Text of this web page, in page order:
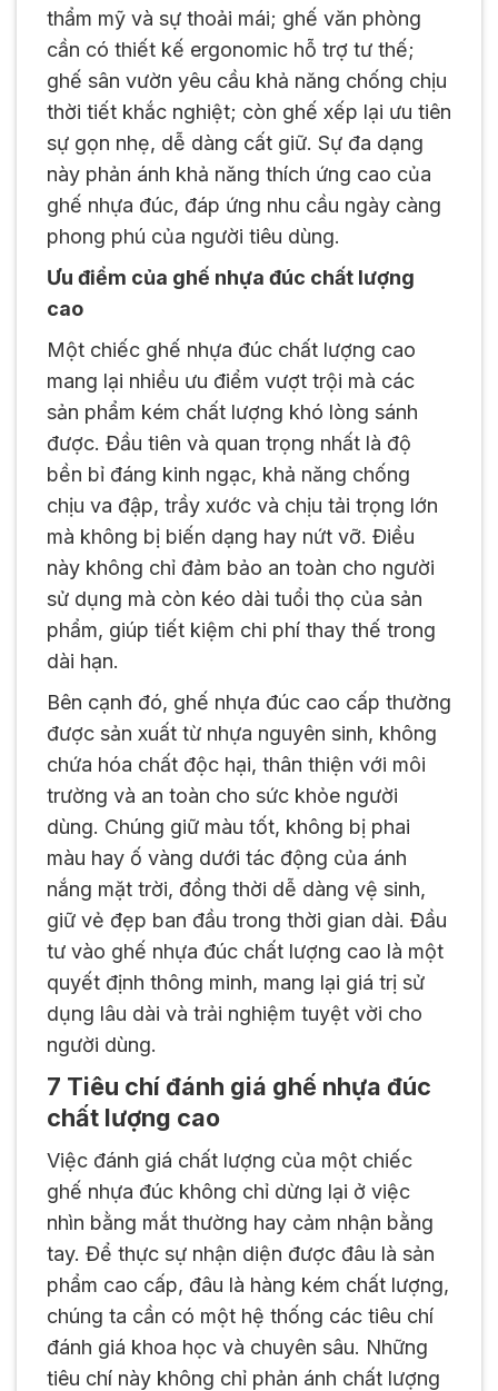
thẩm mỹ và sự thoải mái; ghế văn phòng
cần có thiết kế ergonomic hỗ trợ tư thế;
ghế sân vườn yêu cầu khả năng chống chịu
thời tiết khắc nghiệt; còn ghế xếp lại ưu tiên
sự gọn nhẹ, dễ dàng cất giữ. Sự đa dạng
này phản ánh khả năng thích ứng cao của
ghế nhựa đúc, đáp ứng nhu cầu ngày càng
phong phú của người tiêu dùng.
Ưu điểm của ghế nhựa đúc chất lượng
cao
Một chiếc ghế nhựa đúc chất lượng cao
mang lại nhiều ưu điểm vượt trội mà các
sản phẩm kém chất lượng khó lòng sánh
được. Đầu tiên và quan trọng nhất là độ
bền bỉ đáng kinh ngạc, khả năng chống
chịu va đập, trầy xước và chịu tải trọng lớn
mà không bị biến dạng hay nứt vỡ. Điều
này không chỉ đảm bảo an toàn cho người
sử dụng mà còn kéo dài tuổi thọ của sản
phẩm, giúp tiết kiệm chi phí thay thế trong
dài hạn.
Bên cạnh đó, ghế nhựa đúc cao cấp thường
được sản xuất từ nhựa nguyên sinh, không
chứa hóa chất độc hại, thân thiện với môi
trường và an toàn cho sức khỏe người
dùng. Chúng giữ màu tốt, không bị phai
màu hay ố vàng dưới tác động của ánh
nắng mặt trời, đồng thời dễ dàng vệ sinh,
giữ vẻ đẹp ban đầu trong thời gian dài. Đầu
tư vào ghế nhựa đúc chất lượng cao là một
quyết định thông minh, mang lại giá trị sử
dụng lâu dài và trải nghiệm tuyệt vời cho
người dùng.
7 Tiêu chí đánh giá ghế nhựa đúc
chất lượng cao
Việc đánh giá chất lượng của một chiếc
ghế nhựa đúc không chỉ dừng lại ở việc
nhìn bằng mắt thường hay cảm nhận bằng
tay. Để thực sự nhận diện được đâu là sản
phẩm cao cấp, đâu là hàng kém chất lượng,
chúng ta cần có một hệ thống các tiêu chí
đánh giá khoa học và chuyên sâu. Những
tiêu chí này không chỉ phản ánh chất lượng